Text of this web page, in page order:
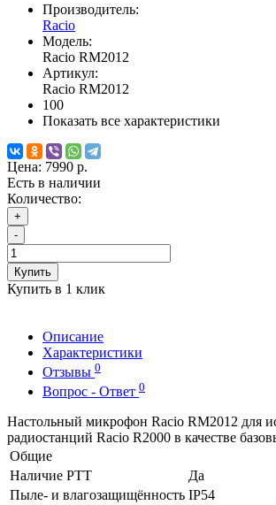
Производитель:
Racio
Модель:
Racio RM2012
Артикул:
Racio RM2012
100
Показать все характеристики
Цена: 7990 р.
Есть в наличии
Количество:
+
-
Купить
Купить в 1 клик
Описание
Характеристики
Отзывы 0
Вопрос - Ответ 0
Настольный микрофон Racio RM2012 для
радиостанций Racio R2000 в качестве
Общие
Наличие РТТ
Да
Пыле- и влагозащищённость IP54